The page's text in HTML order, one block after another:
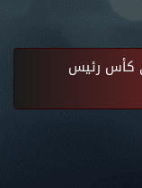
كأس رئيس